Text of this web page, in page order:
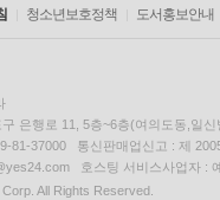
청소년보호정책 도서홍보안내
은행로 11, 5층~6층(여의도동,일신
81-37000 통신판매업신고 : 제
호스팅 서비스사업자 :
All Rights Reserved.